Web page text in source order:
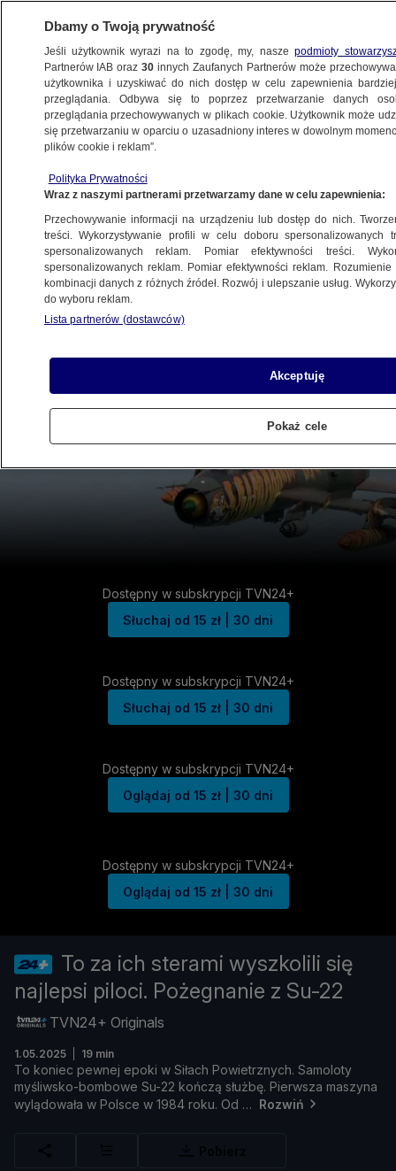
Dostępny w subskrypcji TVN24+
Słuchaj od 15 zł | 30 dni
Dostępny w subskrypcji TVN24+
Słuchaj od 15 zł | 30 dni
Dostępny w subskrypcji TVN24+
Oglądaj od 15 zł | 30 dni
Dostępny w subskrypcji TVN24+
Oglądaj od 15 zł | 30 dni
To za ich sterami wyszkolili się
najlepsi piloci. Pożegnanie z Su-22
TVN24+ Originals
1.05.2025 19 min
To koniec pewnej epoki w Siłach Powietrznych. Samoloty
myśliwsko-bombowe Su-22 kończą służbę. Pierwsza maszyna
wylądowała w Polsce w 1984 roku. Od Rozwiń
Dbamy o Twoją prywatność
Jeśli użytkownik wyrazi na to zgodę, my, naszepodmioty
Partnerów IAB oraz30 innych Zaufanych Partnerów może
użytkownika i uzyskiwać do nich dostęp w celu zapewnienia
przeglądania. Odbywa się to poprzez przetwarzanie danych
przeglądania przechowywanych w plikach cookie. Użytkownik może
się przetwarzaniu w oparciu o uzasadniony interes w dowolnym
plików cookie i reklam”.
Polityka Prywatności
Wraz z naszymi partnerami przetwarzamy dane w celu zapewnienia:
Przechowywanie informacji na urządzeniu lub dostęp do nich.
treści. Wykorzystywanie profili w celu doboru spersonalizowanych
spersonalizowanych reklam. Pomiar efektywności treści.
spersonalizowanych reklam. Pomiar efektywności reklam.
kombinacji danych z różnych źródeł. Rozwój i ulepszanie usług.
do wyboru reklam.
Lista partnerów (dostawców)
Akceptuję
Pokaż cele